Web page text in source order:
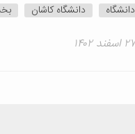
دانشگاه دانشگاه کاشان